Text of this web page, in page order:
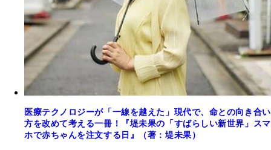
医療テクノロジーが「一線を越えた」現代で、命との向き合い
方を改めて考える一冊！『堤未果の「すばらしい新世界」スマ
ホで赤ちゃんを注文する日』（著：堤未果）